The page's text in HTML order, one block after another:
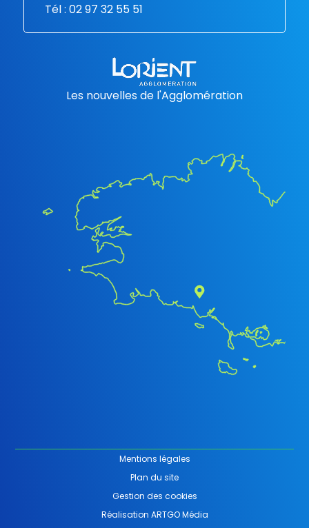
Tél : 02 97 32 55 51
Les nouvelles de l'Agglomération
Mentions légales
Plan du site
Gestion des cookies
Réalisation ARTGO Média